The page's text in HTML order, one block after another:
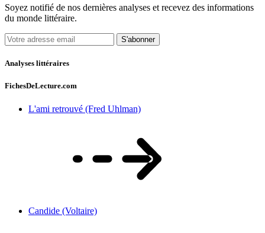
Soyez notifié de nos dernières analyses et recevez des informations
du monde littéraire.
S'abonner
Analyses littéraires
FichesDeLecture.com
L'ami retrouvé (Fred Uhlman)
Candide (Voltaire)